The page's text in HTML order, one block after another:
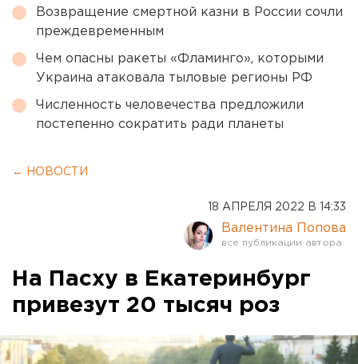
Возвращение смертной казни в России сочли
преждевременным
Чем опасны ракеты «Фламинго», которыми
Украина атаковала тыловые регионы РФ
Численность человечества предложили
постепенно сократить ради планеты
← НОВОСТИ
18 АПРЕЛЯ 2022 В 14:33
Валентина Попова
На Пасху в Екатеринбург
привезут 20 тысяч роз